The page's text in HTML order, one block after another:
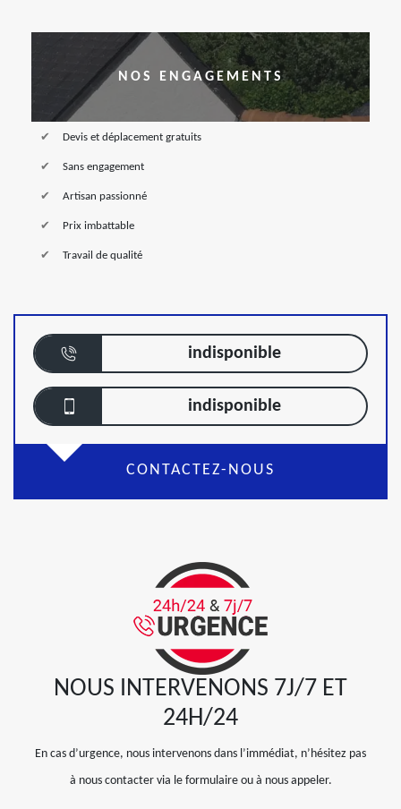
NOS ENGAGEMENTS
Devis et déplacement gratuits
Sans engagement
Artisan passionné
Prix imbattable
Travail de qualité
indisponible
indisponible
CONTACTEZ-NOUS
NOUS INTERVENONS 7J/7 ET
24H/24
En cas d’urgence, nous intervenons dans l’immédiat, n’hésitez pas
à nous contacter via le formulaire ou à nous appeler.